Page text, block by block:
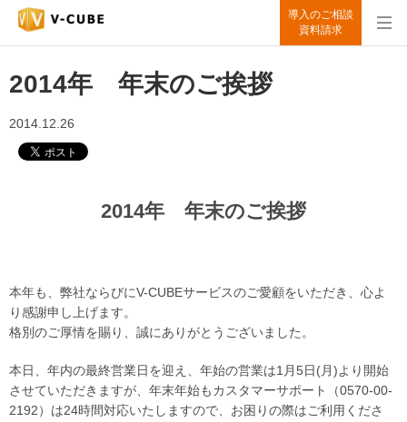
導入のご相談
資料請求
2014年 年末のご挨拶
2014.12.26
2014年 年末のご挨拶
本年も、弊社ならびにV-CUBEサービスのご愛顧をいただき、心よ
り感謝申し上げます。
格別のご厚情を賜り、誠にありがとうございました。
本日、年内の最終営業日を迎え、年始の営業は1月5日(月)より開始
させていただきますが、年末年始もカスタマーサポート（0570-00-
2192）は24時間対応いたしますので、お困りの際はご利用くださ